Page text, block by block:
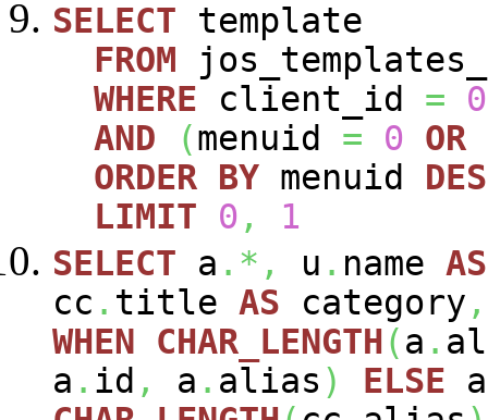
SELECT template
FROM
WHERE client_id =
0
AND
(menuid = 0 OR
ORDER BY menuid
LIMIT
0 ,
1
SELECT a .*, u . name AS
cc . title AS category ,
WHEN
CHAR_LENGTH(a .
a . id , a . alias ) ELSE a